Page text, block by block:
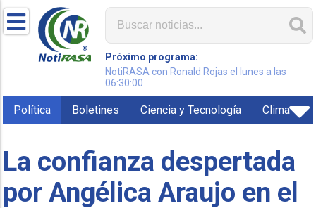
Próximo programa:
NotiRASA con Ronald Rojas el lunes a las
06:30:00
Política Boletines Ciencia y Tecnología Clima
La confianza despertada
por Angélica Araujo en el